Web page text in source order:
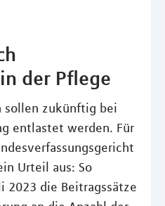
der Pflege
sollen zukünftig bei
entlastet werden. Für
Urteil aus: So
2023 die Beitragssätze